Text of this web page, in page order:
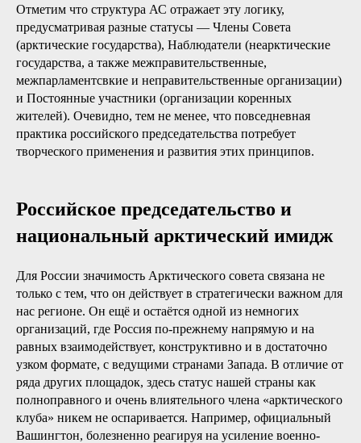
Отметим что структура АС отражает эту логику,
предусматривая разные статусы — Члены Совета
(арктические государства), Наблюдатели (неарктические
государства, а также межправительственные,
межпарламентсвкие и неправительственные организации)
и Постоянные участники (организации коренных
жителей). Очевидно, тем не менее, что повседневная
практика российского председательства потребует
творческого применения и развития этих принципов.
Российское председательство и
национальный арктический имидж
Для России значимость Арктического совета связана не
только с тем, что он действует в стратегически важном для
нас регионе. Он ещё и остаётся одной из немногих
организаций, где Россия по-прежнему напрямую и на
равных взаимодействует, конструктивно и в достаточно
узком формате, с ведущими странами Запада. В отличие от
ряда других площадок, здесь статус нашей страны как
полноправного и очень влиятельного члена «арктического
клуба» никем не оспаривается. Например, официальный
Вашингтон, болезненно реагируя на усиление военно-